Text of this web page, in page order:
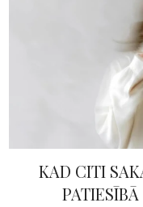
KAD CITI